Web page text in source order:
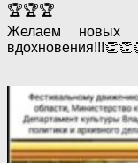
🏆🏆🏆
Желаем новых